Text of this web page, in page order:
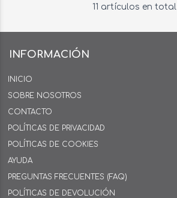
11 artículos en total
INFORMACIÓN
INICIO
SOBRE NOSOTROS
CONTACTO
POLÍTICAS DE PRIVACIDAD
POLÍTICAS DE COOKIES
AYUDA
PREGUNTAS FRECUENTES (FAQ)
POLÍTICAS DE DEVOLUCIÓN